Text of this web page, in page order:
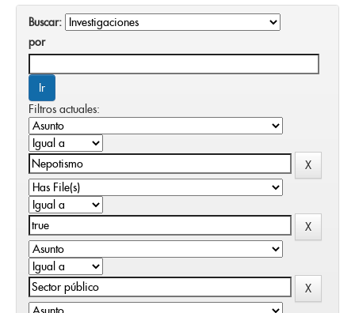
Buscar:
por
Filtros actuales: